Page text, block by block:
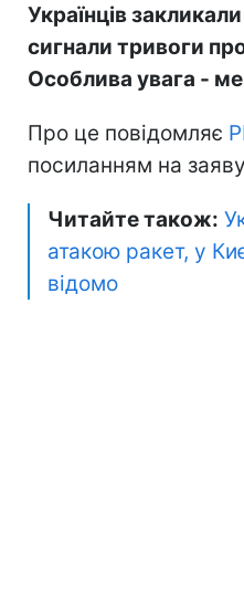
Українців
сигнали тривоги
Особлива увага -
Про це повідомляє
посиланням на заяву
Читайте також:
атакою ракет, у
відомо